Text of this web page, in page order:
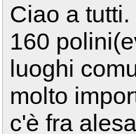
Ciao a
160
luoghi
molto
c'è fra